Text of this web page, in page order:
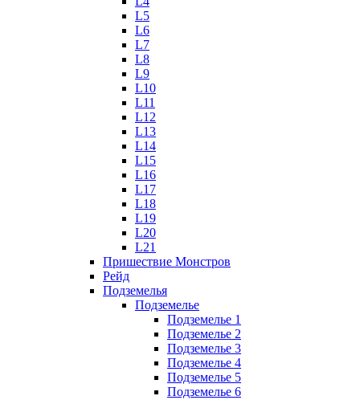
L5
L6
L7
L8
L9
L10
L11
L12
L13
L14
L15
L16
L17
L18
L19
L20
L21
Пришествие Монстров
Рейд
Подземелья
Подземелье
Подземелье 1
Подземелье 2
Подземелье 3
Подземелье 4
Подземелье 5
Подземелье 6